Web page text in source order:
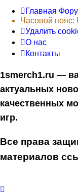
Главная
Часовой пояс:
Удалить
О нас
Контакты
1smerch1.ru —
актуальных
качественных
игр.
Все права
материалов